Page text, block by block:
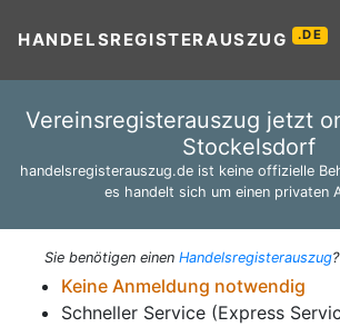
HANDELSREGISTERAUSZUG .DE
Vereinsregisterauszug jetzt
Stockelsdorf
handelsregisterauszug.de ist keine offizielle
es handelt sich um einen privaten
Sie benötigen einen Handelsregisterauszug
Keine Anmeldung notwendig
Schneller Service (Express